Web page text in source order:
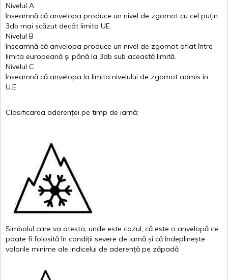
Nivelul A
înseamnă că anvelopa produce un nivel de zgomot cu cel puțin
3db mai scăzut decât limita UE.
Nivelul B
înseamnă că anvelopa produce un nivel de zgomot aflat între
limita europeană și până la 3db sub această limită.
Nivelul C
înseamnă că anvelopa la limita nivelului de zgomot admis in
U.E.
Clasificarea aderenței pe timp de iarnă:
Simbolul care va atesta, unde este cazul, că este o anvelopă ce
poate fi folosită în condiții severe de iarnă și că îndeplinește
valorile minime ale indicelui de aderență pe zăpadă